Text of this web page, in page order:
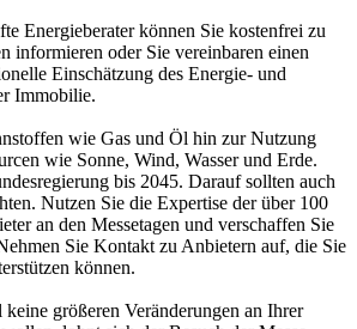
Energieberater können Sie kostenfrei zu
informieren oder Sie vereinbaren einen
Einschätzung des Energie- und
Immobilie.
wie Gas und Öl hin zur Nutzung
wie Sonne, Wind, Wasser und Erde.
bis 2045. Darauf sollten auch
Nutzen Sie die Expertise der über 100
an den Messetagen und verschaffen Sie
Sie Kontakt zu Anbietern auf, die Sie
können.
größeren Veränderungen an Ihrer